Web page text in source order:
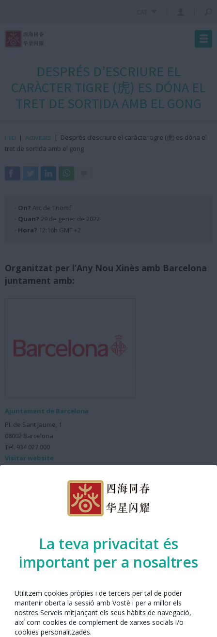
La teva privacitat és
important per a nosaltres
Utilitzem cookies pròpies i de tercers per tal de poder
mantenir oberta la sessió amb Vostè i per a millor els
nostres Serveis mitjançant els seus hàbits de navegació,
així com cookies de complement de xarxes socials i/o
cookies personalitzades.
DESPRÉS D’ESCRIURE EL
CARÀCTER TIGRE (虎) ES DÓNA EL
TRET DE SORTIDA AMB EL GONG
Inici | Activitats | Després d’escriure el caràcter tigre (虎) es dóna el
tret de sortida amb el gong
· On? Arc de Triomf
· Quan? 29 de gener de 2022
· Hora? 12:16h GMT +2
Organitzat per l’Any Nou Xinès amb Barcelona
juntament amb:
Ajuntament de Barcelona
Pl. de Sant Jaume, 1
08002 Barcelona
Tel. 934 027 000
Visitar website
Consolat General de la República Popular Xinesa a Barcelona